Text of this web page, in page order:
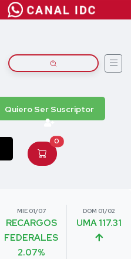
Quiero Ser Suscriptor
0
MIE 01/07
RECARGOS
FEDERALES
2.07%
DOM 01/02
UMA 117.31